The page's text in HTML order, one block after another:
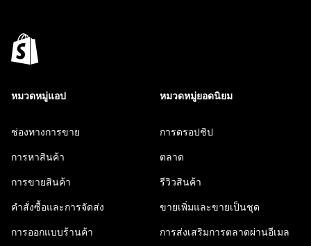
หมวดหมู่แอป
ช่องทางการขาย
การหาสินค้า
การขายสินค้า
คำสั่งซื้อและการจัดส่ง
การออกแบบร้านค้า
หมวดหมู่ยอดนิยม
การดรอปชิป
ตลาด
รีวิวสินค้า
ขายเพิ่มและขายเป็นชุด
การส่งเสริมการตลาดผ่านอีเมล